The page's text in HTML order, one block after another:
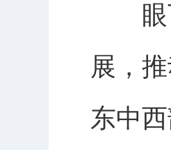
眼下
展，
东中